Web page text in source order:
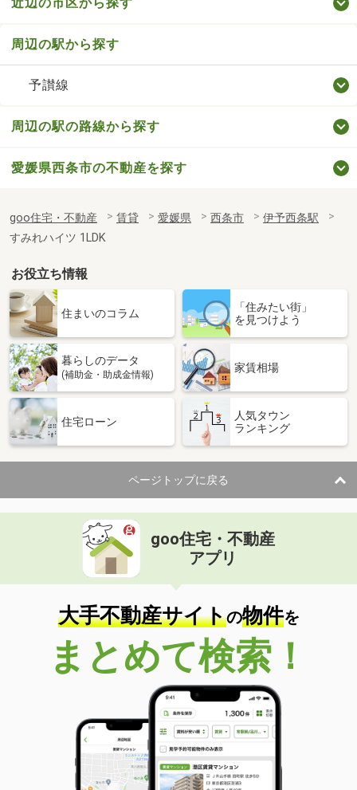
周辺の駅から探す
予讃線
周辺の駅の路線から探す
愛媛県西条市の不動産を探す
goo住宅・不動産 賃貸 愛媛県 西条市
伊予西条駅
すみれハイツ 1LDK
お役立ち情報
住まいのコラム
「住みたい街」
を見つけよう
暮らしのデータ
(補助金・助成金情報)
家賃相場
住宅ローン
人気タウン
ランキング
ページトップに戻る
goo住宅・不動産
アプリ
大手不動産サイトの物件を
まとめて検索！